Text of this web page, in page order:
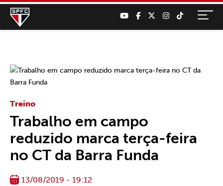
Treino
Trabalho em campo
reduzido marca terça-feira
no CT da Barra Funda
13/08/2019 - 19:12